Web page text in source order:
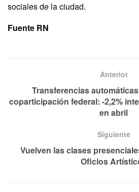
sociales de la ciudad.
Fuente RN
Anteriot
Transferencias
coparticipación federal: -2,2%
en abril
Siguiente
Vuelven las clases
Oficios